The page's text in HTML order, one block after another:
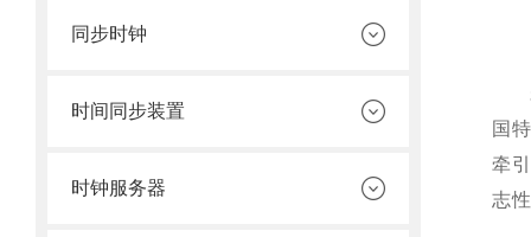
同步时钟
时间同步装置
时钟服务器
国
牵
志